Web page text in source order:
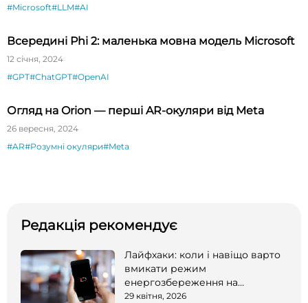
#Microsoft#LLM#AI
Всередині Phi 2: маленька мовна модель Microsoft
12 січня, 2024
#GPT#ChatGPT#OpenAI
Огляд на Orion — перші AR-окуляри від Meta
26 вересня, 2024
#AR#Розумні окуляри#Meta
Редакція рекомендує
Лайфхаки: коли і навіщо варто
вмикати режим
енергозбереження на
смартфоні
29 квітня, 2026